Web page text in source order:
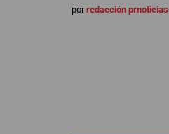
porredacción prnoticias